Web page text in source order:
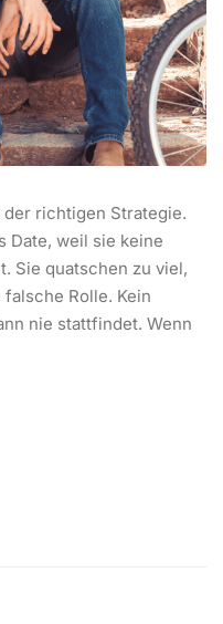
richtigen Strategie.
Date, weil sie keine
Sie quatschen zu viel,
Rolle. Kein
nie stattfindet. Wenn